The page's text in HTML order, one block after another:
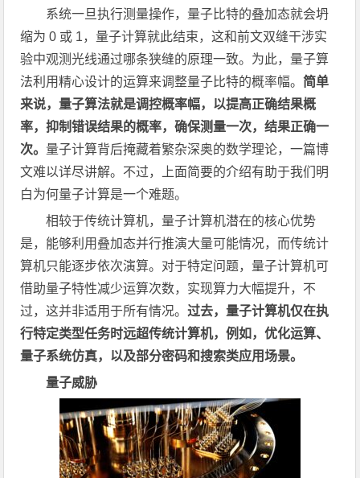
系统一旦执行测量操作，量子比特的叠加态就会坍
缩为 0 或 1，量子计算就此结束，这和前文双缝干涉实
验中观测光线通过哪条狭缝的原理一致。为此，量子算
法利用精心设计的运算来调整量子比特的概率幅。简单
来说，量子算法就是调控概率幅，以提高正确结果概
率，抑制错误结果的概率，确保测量一次，结果正确一
次。 量子计算背后掩藏着繁杂深奥的数学理论，一篇博
文难以详尽讲解。不过，上面简要的介绍有助于我们明
白为何量子计算是一个难题。
相较于传统计算机，量子计算机潜在的核心优势
是，能够利用叠加态并行推演大量可能情况，而传统计
算机只能逐步依次演算。对于特定问题，量子计算机可
借助量子特性减少运算次数，实现算力大幅提升，不
过，这并非适用于所有情况。过去，量子计算机仅在执
行特定类型任务时远超传统计算机，例如，优化运算、
量子系统仿真，以及部分密码和搜索类应用场景。
量子威胁